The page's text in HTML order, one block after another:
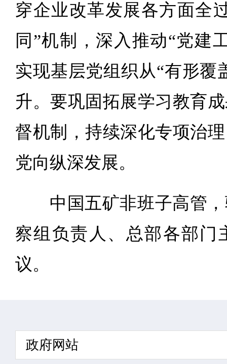
穿企业改革发展各方面全
同”机制，深入推动“党建
实现基层党组织从“有形覆
升。要巩固拓展学习教育
督机制，持续深化专项治
党向纵深发展。
中国五矿非班子高管
察组负责人、总部各部门
议。
政府网站